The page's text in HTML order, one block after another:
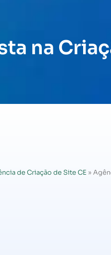
na
de Criação de Site CE »